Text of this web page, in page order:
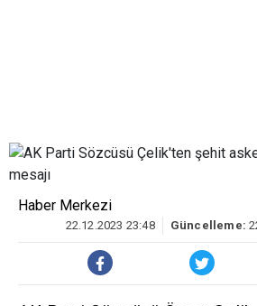
Haber Merkezi
22.12.2023 23:48 Güncelleme: